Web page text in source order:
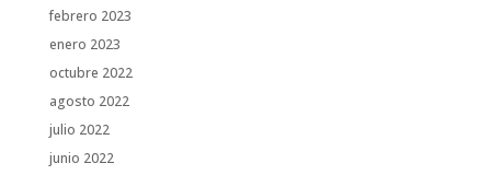
febrero 2023
enero 2023
octubre 2022
agosto 2022
julio 2022
junio 2022